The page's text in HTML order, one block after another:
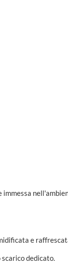
immessa
e
dedicato.